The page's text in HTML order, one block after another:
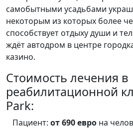
самобытными усадьбами
некоторым из которых более
способствует отдыху души и
ждёт автодром в центре
казино.
Cтоимость лечения в
реабилитационной
Park:
Пациент: от 690 евро на